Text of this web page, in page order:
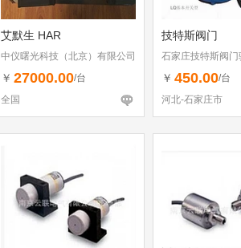
艾默生 HAR
中仪曙光科技（北京）有限公司
￥ 27000.00/台
全国
技特斯阀门
石家庄技特斯阀
公司
￥ 450.00/台
河北-石家庄市